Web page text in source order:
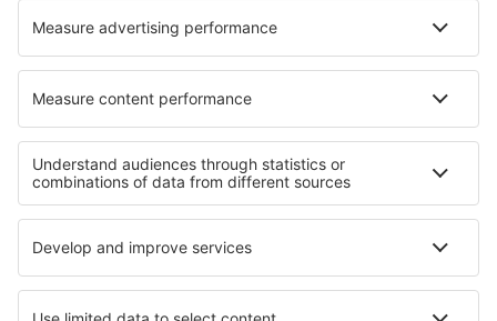
Hotels in Dąbrówno
Die besten Hotels - Regionen
Hotels in Fassatal Hotels beim Comer See
Hotels an der Amalfiküste Hotels in Lombardy
Hotels in Kampanien Hotels in Boa Vista
Hotels in Torres del Paine Hotels in Indian Ocean
Hotels auf den Malediven Hotels auf der Swiss Alps